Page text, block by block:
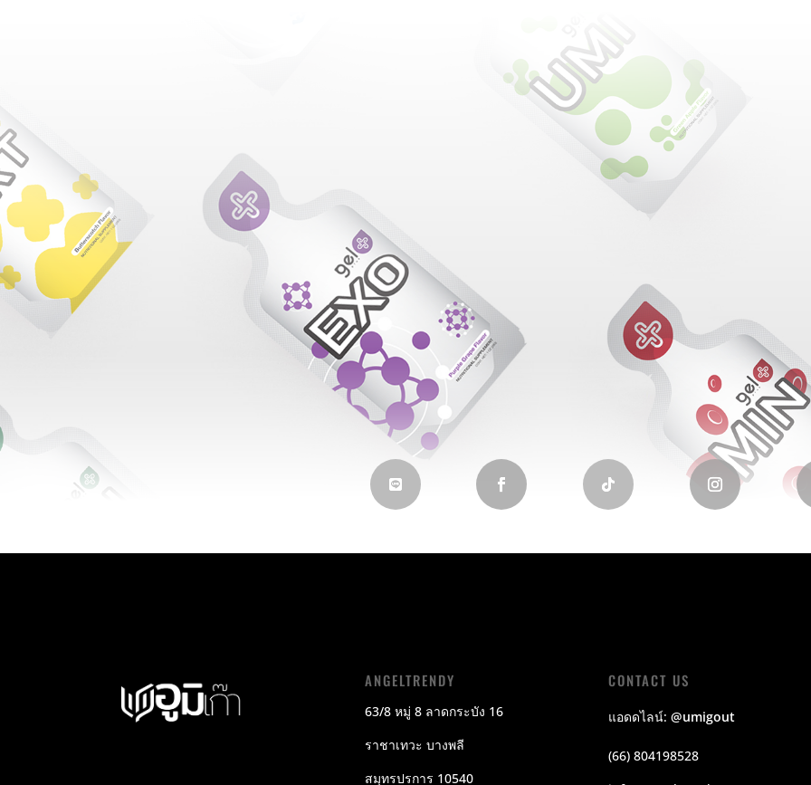
ANGELTRENDY
63/8 หมู่ 8 ลาดกระบัง 16
ราชาเทวะ บางพลี
สมุทรปรการ 10540
CONTACT US
แอดดไลน์: @umigout
(66) 804198528